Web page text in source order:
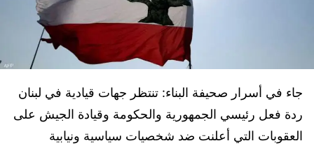
جاء في أسرار صحيفة البناء: تنتظر جهات قيادية في لبنان
ردة فعل رئيسي الجمهورية والحكومة وقيادة الجيش على
العقوبات التي أعلنت ضد شخصيات سياسية ونيابية